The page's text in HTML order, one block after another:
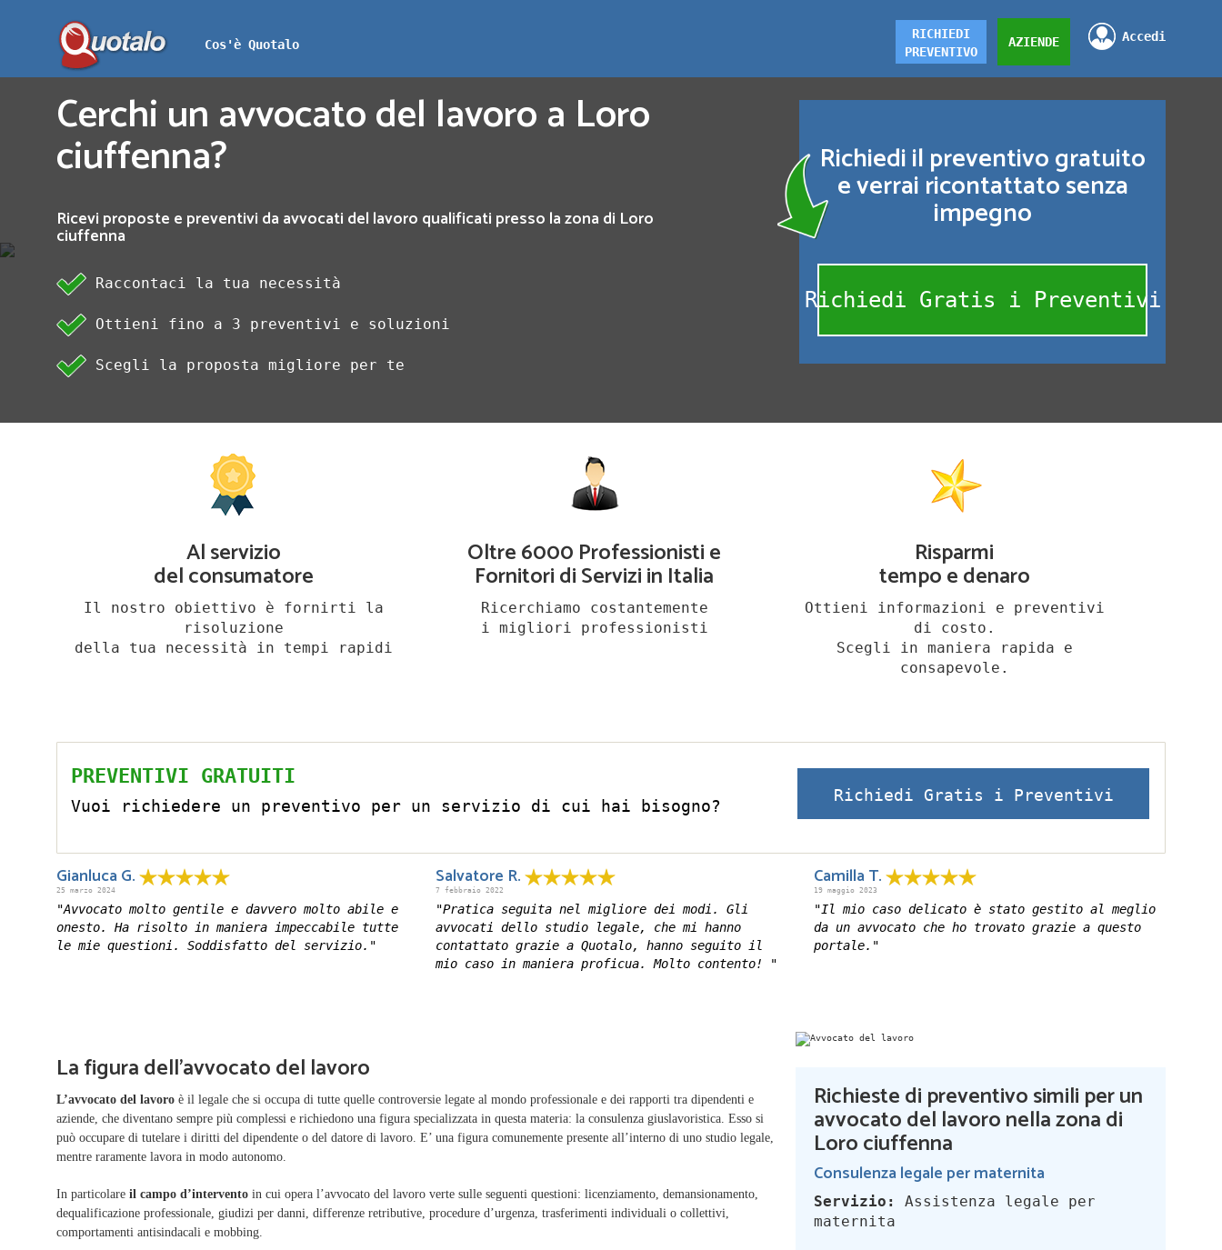
Cos'è Quotalo
Accedi
AZIENDE
RICHIEDI
PREVENTIVO
Cerchi un avvocato del lavoro a Loro
ciuffenna?
Ricevi proposte e preventivi da avvocati del lavoro qualificati presso la zona di Loro
ciuffenna
Raccontaci la tua necessità
Ottieni fino a 3 preventivi e soluzioni
Scegli la proposta migliore per te
Richiedi il preventivo gratuito
e verrai ricontattato senza
impegno
Richiedi Gratis i Preventivi
Al servizio
del consumatore
Il nostro obiettivo è fornirti la
risoluzione
della tua necessità in tempi rapidi
Oltre 6000 Professionisti e
Fornitori di Servizi in Italia
Ricerchiamo costantemente
i migliori professionisti
Risparmi
tempo e denaro
Ottieni informazioni e preventivi
di costo.
Scegli in maniera rapida e
consapevole.
PREVENTIVI GRATUITI
Vuoi richiedere un preventivo per un servizio di cui hai bisogno?
Richiedi Gratis i Preventivi
Gianluca G.
25 marzo 2024
"Avvocato molto gentile e davvero molto abile e
onesto. Ha risolto in maniera impeccabile tutte
le mie questioni. Soddisfatto del servizio."
Salvatore R.
7 febbraio 2022
"Pratica seguita nel migliore dei modi. Gli
avvocati dello studio legale, che mi hanno
contattato grazie a Quotalo, hanno seguito il
mio caso in maniera proficua. Molto contento! "
Camilla T.
19 maggio 2023
"Il mio caso delicato è stato gestito al meglio
da un avvocato che ho trovato grazie a questo
portale."
La figura dell'avvocato del lavoro
L’avvocato del lavoro è il legale che si occupa di tutte quelle controversie legate al mondo professionale e dei rapporti tra dipendenti e
aziende, che diventano sempre più complessi e richiedono una figura specializzata in questa materia: la consulenza giuslavoristica. Esso si
può occupare di tutelare i diritti del dipendente o del datore di lavoro. E’ una figura comunemente presente all’interno di uno studio legale,
mentre raramente lavora in modo autonomo.
In particolare il campo d’intervento in cui opera l’avvocato del lavoro verte sulle seguenti questioni: licenziamento, demansionamento,
dequalificazione professionale, giudizi per danni, differenze retributive, procedure d’urgenza, trasferimenti individuali o collettivi,
comportamenti antisindacali e mobbing.
Richieste di preventivo simili per un
avvocato del lavoro nella zona di
Loro ciuffenna
Consulenza legale per maternita
Servizio:
Assistenza legale per
maternita